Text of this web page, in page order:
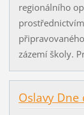
regionálního
prostřednictvím
zázemí školy.
Oslavy Dne